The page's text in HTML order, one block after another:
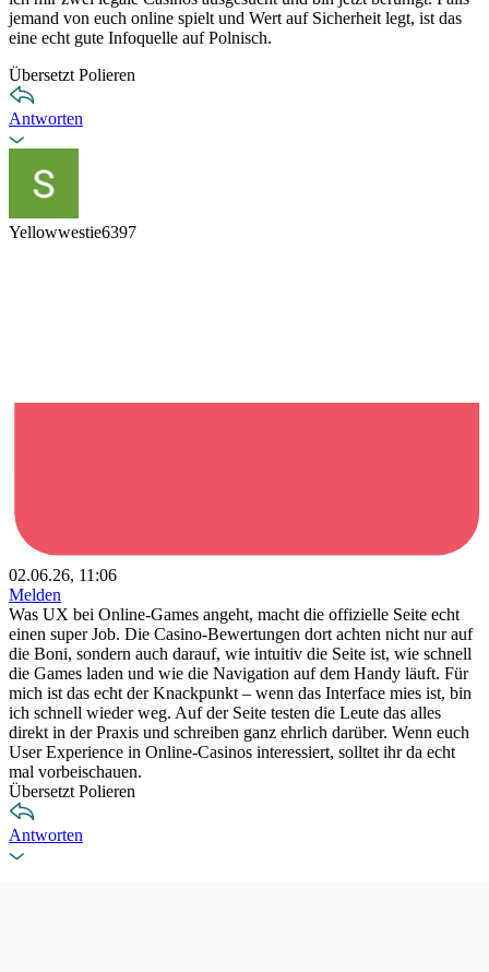
jemand von euch online spielt und Wert auf Sicherheit legt, ist das
eine echt gute Infoquelle auf Polnisch.
Übersetzt Polieren
Antworten
Yellowwestie6397
02.06.26, 11:06
Melden
Was UX bei Online-Games angeht, macht die offizielle Seite echt
einen super Job. Die Casino-Bewertungen dort achten nicht nur auf
die Boni, sondern auch darauf, wie intuitiv die Seite ist, wie schnell
die Games laden und wie die Navigation auf dem Handy läuft. Für
mich ist das echt der Knackpunkt – wenn das Interface mies ist, bin
ich schnell wieder weg. Auf der Seite testen die Leute das alles
direkt in der Praxis und schreiben ganz ehrlich darüber. Wenn euch
User Experience in Online-Casinos interessiert, solltet ihr da echt
mal vorbeischauen.
Übersetzt Polieren
Antworten